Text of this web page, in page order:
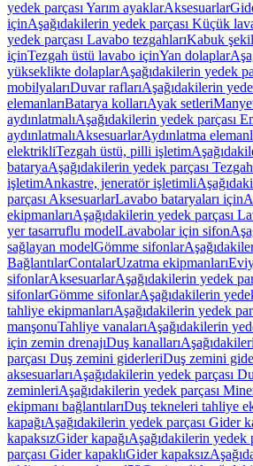
yedek parçası Yarım ayaklarAksesuarlar
içinAşağıdakilerin yedek parçası Küçük
yedek parçası Lavabo tezgahlarıKabuk
içinTezgah üstü lavabo içinYan dolaplar
yükseklikte dolaplarAşağıdakilerin yedek
mobilyalarıDuvar raflarıAşağıdakilerin
elemanlarıBatarya kollarıAyak setleri
aydınlatmalıAşağıdakilerin yedek parçası
aydınlatmalıAksesuarlarAydınlatma
elektrikliTezgah üstü, pilli işletim
bataryaAşağıdakilerin yedek parçası
işletimAnkastre, jeneratör işletimli
parçası AksesuarlarLavabo bataryaları için
ekipmanlarıAşağıdakilerin yedek parçası
yer tasarruflu modelLavabolar için sifon
sağlayan modelGömme sifonlar
BağlantılarContalarUzatma ekipmanları
sifonlarAksesuarlarAşağıdakilerin yedek
sifonlarGömme sifonlarAşağıdakilerin
tahliye ekipmanlarıAşağıdakilerin yedek
manşonuTahliye vanalarıAşağıdakilerin
için zemin drenajıDuş kanalları
parçası Duş zemini giderleriDuş zemini
aksesuarlarıAşağıdakilerin yedek parçası
zeminleriAşağıdakilerin yedek parçası
ekipmanı bağlantılarıDuş tekneleri tahliye
kapağıAşağıdakilerin yedek parçası Gider
kapaksızGider kapağıAşağıdakilerin yedek
parçası Gider kapaklıGider kapaksız